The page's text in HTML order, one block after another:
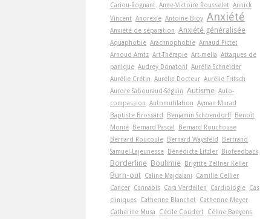
Cariou-Rognant Anne-Victoire Rousselet Annick
Vincent Anorexie Antoine Bioy Anxiété
Anxiété de séparation Anxiété généralisée
Aquaphobie Arachnophobie Arnaud Pictet
Arnoud Arntz Art-Thérapie Art-­mella Attaques de
panique Audrey Donatoni Aurélia Schneider
Aurélie Crétin Aurélie Docteur Aurélie Fritsch
Aurore Sabouraud-Séguin Autisme Auto-
compassion Automutilation Ayman Murad
Baptiste Brossard
Benjamin Schoendorff Benoît
Monié Bernard Pascal
Bernard Rouchouse
Bernard Roucoule Bernard Waysfeld
Bertrand
Samuel-Lajeunesse Bénédicte Litzler Biofeedback
Borderline Boulimie Brigitte Zellner Keller
Burn-out Caline Majdalani
Camille Cellier
Cancer Cannabis Cara Verdellen Cardiologie Cas
cliniques Catherine Blanchet Catherine Meyer
Catherine Musa
Cécile Coudert Céline Baeyens